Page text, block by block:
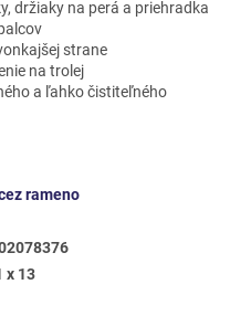
držiaky na perá a priehradka
strane
na trolej
a ľahko čistiteľného
rameno
x 13